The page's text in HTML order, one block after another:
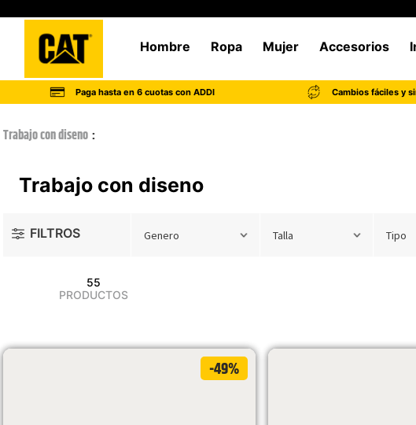
Hombre Ropa Mujer Accesorios
Paga hasta en 6 cuotas con ADDI Cambios fáciles y
Trabajo con diseno
Trabajo con diseno
FILTROS Genero Talla Tipo
55
PRODUCTOS
-49%
1
6
10